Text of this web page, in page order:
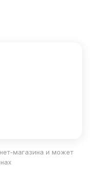
магазина и может